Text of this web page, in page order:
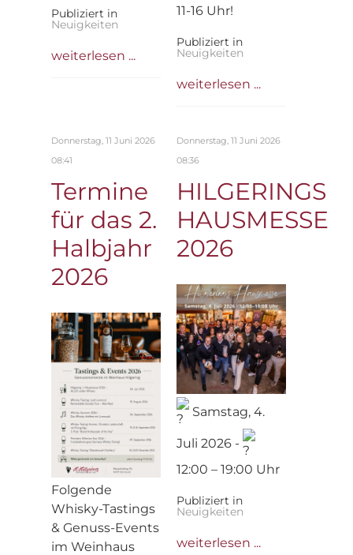
Publiziert in
Neuigkeiten
weiterlesen ...
11-16 Uhr!
Publiziert in
Neuigkeiten
weiterlesen ...
Donnerstag, 11 Juni 2026
08:41
Termine
für das 2.
Halbjahr
2026
Folgende
Whisky-Tastings
& Genuss-Events
im Weinhaus
Donnerstag, 11 Juni 2026
08:36
HILGERINGS
HAUSMESSE
2026
Samstag, 4.
Juli 2026 -
12:00 – 19:00 Uhr
Publiziert in
Neuigkeiten
weiterlesen ...